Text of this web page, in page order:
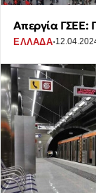
Απεργία ΓΣΕΕ:
ΕΛΛΑΔΑ·